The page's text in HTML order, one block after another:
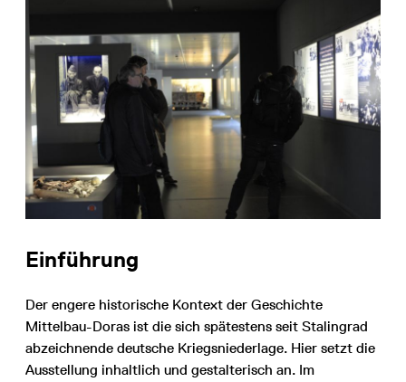
Einführung
Der engere historische Kontext der Geschichte
Mittelbau-Doras ist die sich spätestens seit Stalingrad
abzeichnende deutsche Kriegsniederlage. Hier setzt die
Ausstellung inhaltlich und gestalterisch an. Im